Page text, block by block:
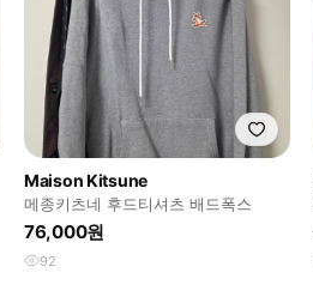
Maison Kitsune
메종키츠네 후드티셔츠 배드폭스
76,000원
92